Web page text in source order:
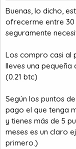
m
a
i
c
i
Buenas, lo dicho,
ofrecerme entre 30
seguramente
Los compro casi al
lleves una pequeña
(0.21 btc)
Según los puntos
pago el que tenga
y tienes más de 5
meses es un claro
primero.)